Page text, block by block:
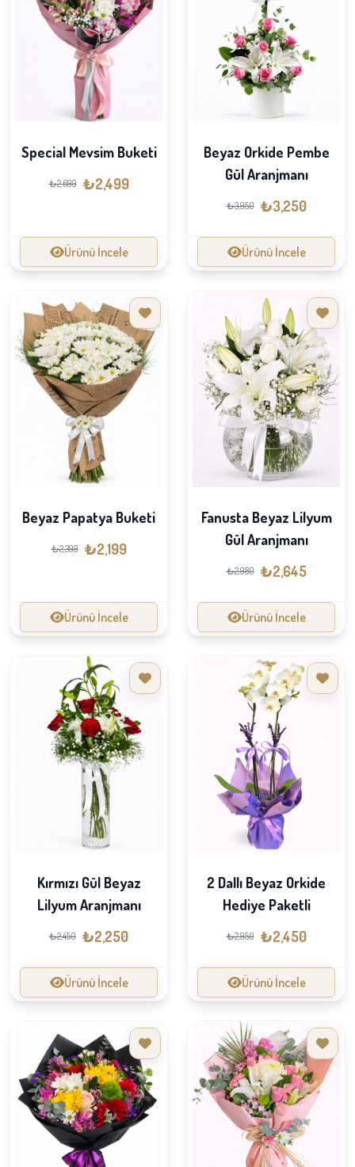
Special Mevsim Buketi
₺2,699 ₺2,499
Ürünü İncele
Beyaz Orkide Pembe
Gül Aranjmanı
₺3,950 ₺3,250
Ürünü İncele
Beyaz Papatya Buketi
₺2,399 ₺2,199
Ürünü İncele
Fanusta Beyaz Lilyum
Gül Aranjmanı
₺2,980 ₺2,645
Ürünü İncele
Kırmızı Gül Beyaz
Lilyum Aranjmanı
₺2,450 ₺2,250
Ürünü İncele
2 Dallı Beyaz Orkide
Hediye Paketli
₺2,950 ₺2,450
Ürünü İncele